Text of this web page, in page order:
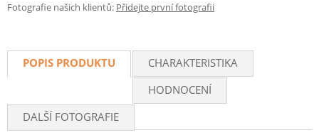
Fotografie našich klientů: Přidejte první fotografii
POPIS PRODUKTU
CHARAKTERISTIKA
HODNOCENÍ
DALŠÍ FOTOGRAFIE